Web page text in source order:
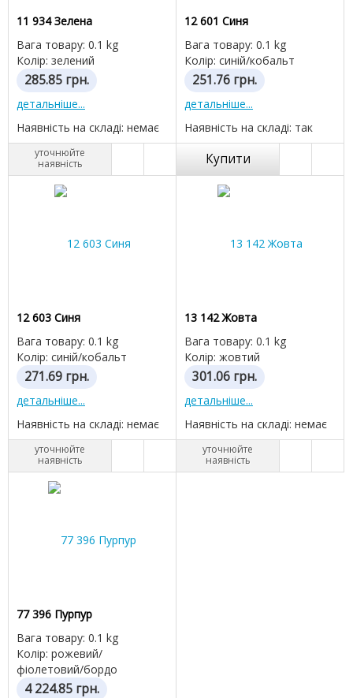
11 934 Зелена
Вага товару: 0.1 kg
Колір: зелений
285.85 грн.
детальніше...
Наявність на складі: немає
уточнюйте
наявність
12 601 Синя
Вага товару: 0.1 kg
Колір: синій/кобальт
251.76 грн.
детальніше...
Наявність на складі: так
Купити
12 603 Синя
Вага товару: 0.1 kg
Колір: синій/кобальт
271.69 грн.
детальніше...
Наявність на складі: немає
уточнюйте
наявність
13 142 Жовта
Вага товару: 0.1 kg
Колір: жовтий
301.06 грн.
детальніше...
Наявність на складі: немає
уточнюйте
наявність
77 396 Пурпур
Вага товару: 0.1 kg
Колір: рожевий/
фіолетовий/бордо
4 224.85 грн.